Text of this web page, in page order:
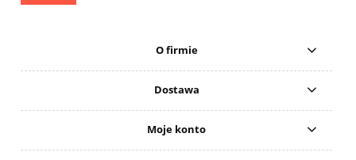
O firmie
Dostawa
Moje konto